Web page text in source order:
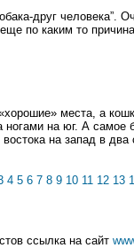
друг человека”.
по каким то
места, а
на юг. А самое
на запад в два
4 5 6 7 8 9 10 11 12 13
ссылка на сайт